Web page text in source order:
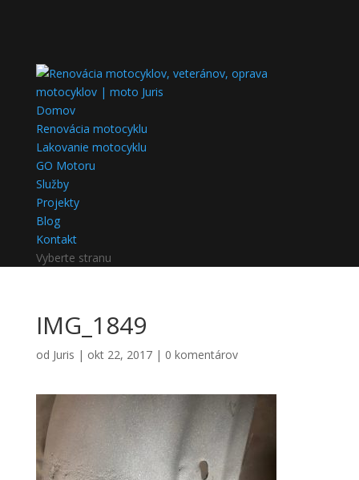
Domov
Renovácia motocyklu
Lakovanie motocyklu
GO Motoru
Služby
Projekty
Blog
Kontakt
Vyberte stranu
IMG_1849
od Juris | okt 22, 2017| 0 komentárov